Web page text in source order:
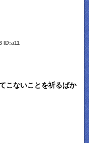
ID:a11
こないことを祈るばか